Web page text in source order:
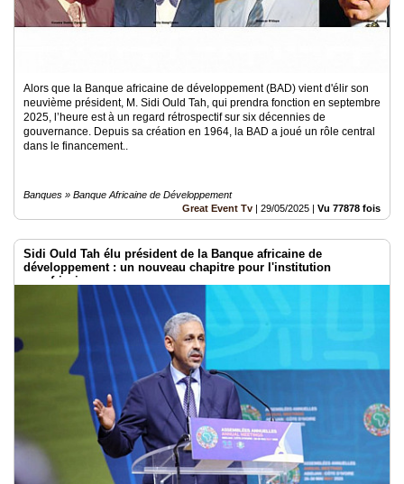
Alors que la Banque africaine de développement (BAD) vient d'élir son
neuvième président, M. Sidi Ould Tah, qui prendra fonction en septembre
2025, l’heure est à un regard rétrospectif sur six décennies de
gouvernance. Depuis sa création en 1964, la BAD a joué un rôle central
dans le financement..
Banques » Banque Africaine de Développement
Great Event Tv | 29/05/2025 | Vu 77878 fois
Sidi Ould Tah élu président de la Banque africaine de
développement : un nouveau chapitre pour l'institution
panafricaine